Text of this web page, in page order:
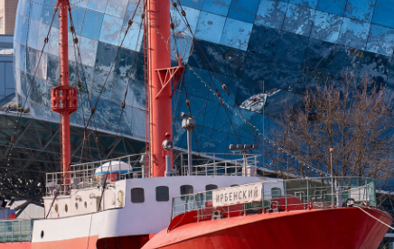
ЗАИНТЕРЕСУЕТ